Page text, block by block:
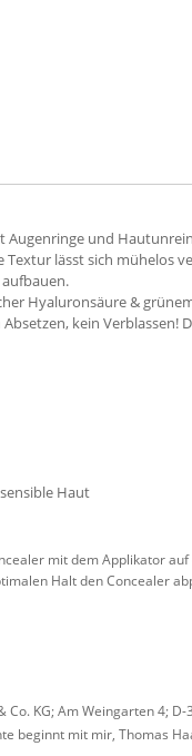
Augenringe und
lässt sich mühelos
Hyaluronsäure &
kein
Haut
mit dem Applikator
Halt den Concealer
KG; Am Weingarten 4;
beginnt mit mir, Thomas